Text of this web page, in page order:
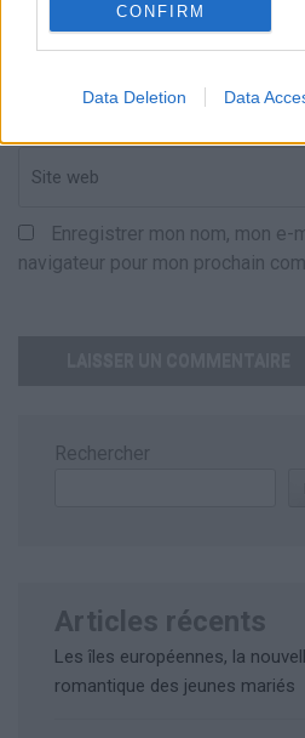
CONFIRM
Data Deletion Data
Enregistrer mon nom, mon
navigateur pour mon prochain
Rechercher
Articles récents
Les îles européennes, la
romantique des jeunes mariés